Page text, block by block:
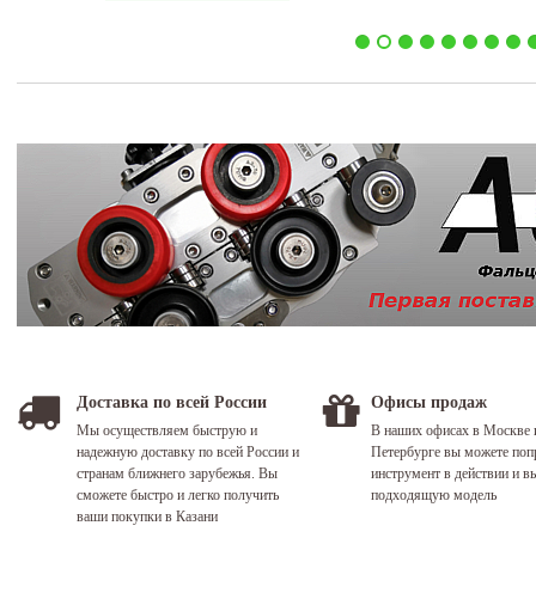
Доставка по всей России
Мы осуществляем быструю и
надежную доставку по всей России и
странам ближнего зарубежья. Вы
сможете быстро и легко получить
ваши покупки в Казани
Офисы продаж
В наших офисах в Москве
Петербурге вы можете
инструмент в действии и
подходящую модель